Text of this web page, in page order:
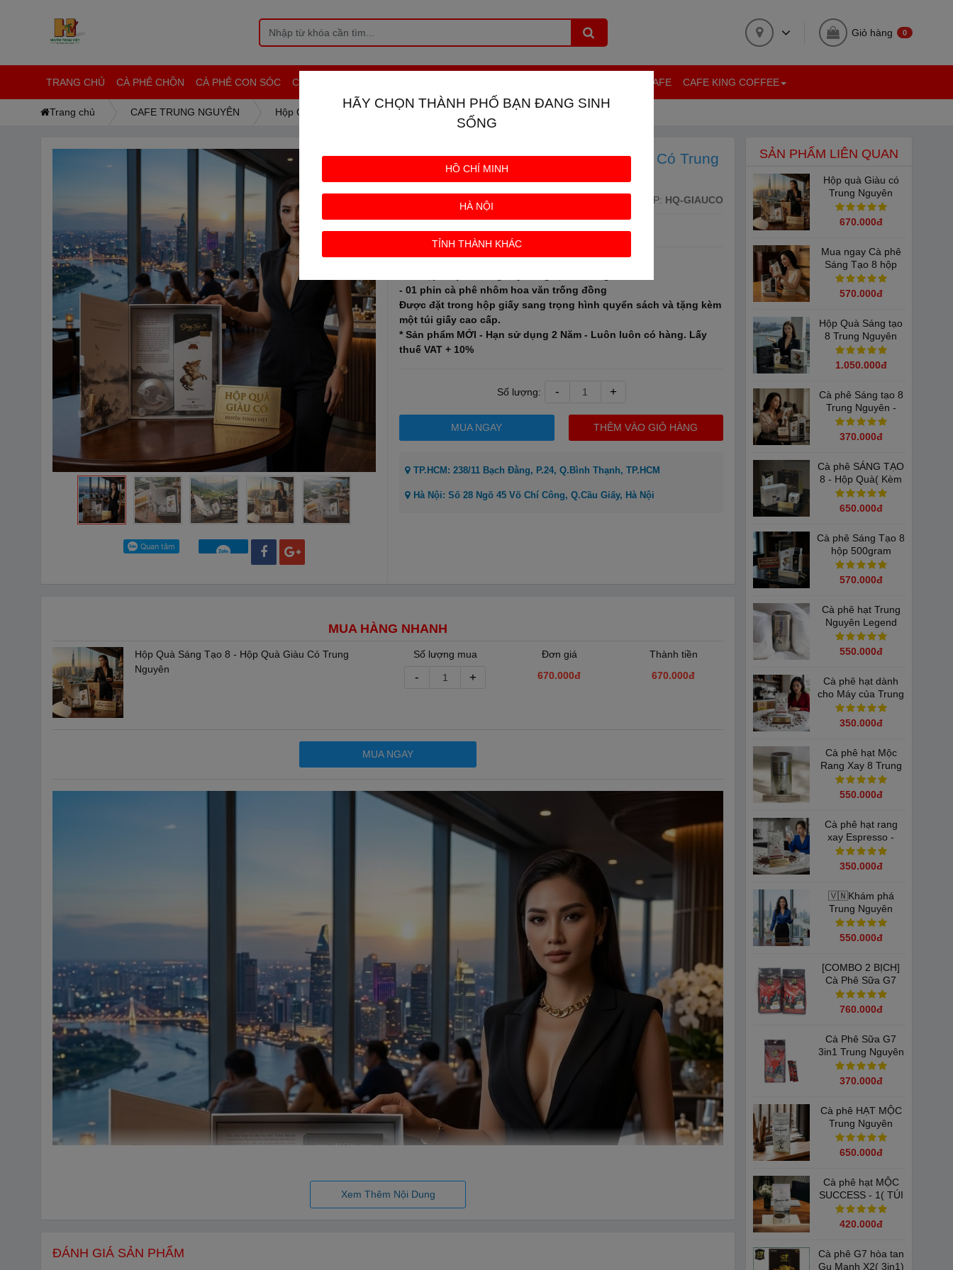
Giỏ hàng 0
TRANG CHỦ CÀ PHÊ CHỒN CÀ PHÊ CON SÓC
+
CAFE TRUNG NGUYÊN
+
PHỤ KIỆN CAFE
+
CAFE KING COFFEE
Trang chủ CAFE TRUNG NGUYÊN Hộp Quà Sáng Tạo 8 - Hộp Quà Giàu Có Trung Nguyên
Hộp Quà Sáng Tạo 8 - Hộp Quà Giàu Có Trung
Nguyên
2 đánh giá Mã SP: HQ-GIAUCO
Giá bán : 670.000đ
Bộ sản phẩm gồm có:
- 01 phin cà phê nhôm hoa văn trống đồng
Được đặt trong hộp giấy sang trọng hình quyển sách và tặng kèm
một túi giấy cao cấp.
* Sản phẩm MỚI - Hạn sử dụng 2 Năm - Luôn luôn có hàng. Lấy
thuế VAT + 10%
Số lượng: - +
MUA NGAY THÊM VÀO GIỎ HÀNG
TP.HCM: 238/11 Bạch Đằng, P.24, Q.Bình Thạnh, TP.HCM
Hà Nội: Số 28 Ngõ 45 Võ Chí Công, Q.Cầu Giấy, Hà Nội
MUA HÀNG NHANH
Hộp Quà Sáng Tạo 8 - Hộp Quà Giàu Có Trung
Nguyên
Số lượng mua
- +
Đơn giá
670.000đ
Thành tiền
670.000đ
MUA NGAY
Xem Thêm Nội Dung
ĐÁNH GIÁ SẢN PHẨM
SẢN PHẨM LIÊN QUAN
Hộp quà Giàu có
Trung Nguyên
Legend - Món quà
Tỉnh Thức đầy ý
670.000đ
Mua ngay Cà phê
Sáng Tạo 8 hộp
500gram Trung
Nguyên Legend
570.000đ
Hộp Quà Sáng tạo
8 Trung Nguyên
Legend( Hình
Napoleon)
1.050.000đ
Cà phê Sáng tạo 8
Trung Nguyên -
Hộp 250gram( Cà
phê Bột) - Hương
370.000đ
Cà phê SÁNG TẠO
8 - Hộp Quà( Kèm
Phin Nhôm + Túi
giấy)
650.000đ
Cà phê Sáng Tạo 8
hộp 500gram
570.000đ
Cà phê hạt Trung
Nguyên Legend
Success 8 Mộc(
340gam)
550.000đ
Cà phê hạt dành
cho Máy của Trung
Nguyên Espresso(
Túi 500gam)
350.000đ
Cà phê hạt Mộc
Rang Xay 8 Trung
Nguyên( 340gam)
550.000đ
Cà phê hạt rang
xay Espresso -
Buôn Ma Thuột -
500gram: Bí quyết
350.000đ
🇻🇳Khám phá
Trung Nguyên
Legend Success 8
Trọng lượng
550.000đ
[COMBO 2 BỊCH]
Cà Phê Sữa G7
3in1 Trung Nguyên
( Bịch 100 Gói x
760.000đ
Cà Phê Sữa G7
3in1 Trung Nguyên
( Bịch 100 Gói-
16gam)
370.000đ
Cà phê HẠT MỘC
Trung Nguyên
SUCCESS 2 - Khối
lượng 1Kg/ TÚI
650.000đ
Cà phê hạt MỘC
SUCCESS - 1( TÚI
1KG) Trung
Nguyên Legend
420.000đ
Cà phê G7 hòa tan
Gu Mạnh X2( 3in1)
HÃY CHỌN THÀNH PHỐ BẠN ĐANG SINH
SỐNG
HỒ CHÍ MINH
HÀ NỘI
TỈNH THÀNH KHÁC